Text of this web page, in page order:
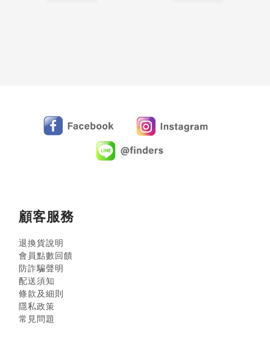
顧客服務
退換貨說明
會員點數回饋
防詐騙聲明
配送須知
條款及細則
隱私政策
常見問題